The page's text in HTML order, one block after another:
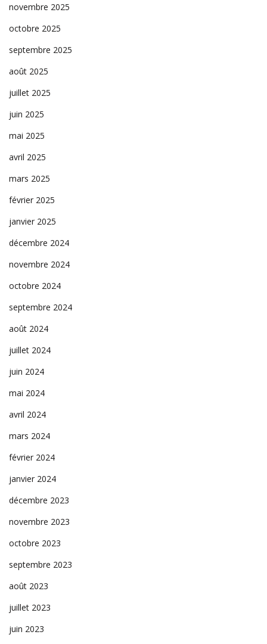
novembre 2025
octobre 2025
septembre 2025
août 2025
juillet 2025
juin 2025
mai 2025
avril 2025
mars 2025
février 2025
janvier 2025
décembre 2024
novembre 2024
octobre 2024
septembre 2024
août 2024
juillet 2024
juin 2024
mai 2024
avril 2024
mars 2024
février 2024
janvier 2024
décembre 2023
novembre 2023
octobre 2023
septembre 2023
août 2023
juillet 2023
juin 2023